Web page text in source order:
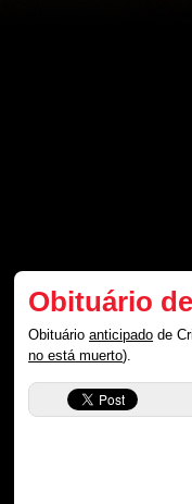
Obituário
Obituárioanticipado de
no está muerto).